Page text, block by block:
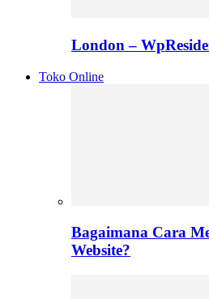
London –
Toko Online
Bagaimana Cara
Website?